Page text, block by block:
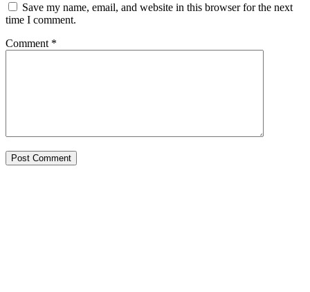
Save my name, email, and website in this browser for the next
time I comment.
Comment *